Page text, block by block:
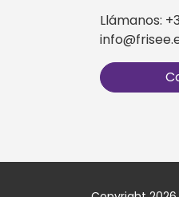
Llámanos: